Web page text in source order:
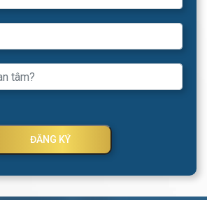
ĐĂNG KÝ